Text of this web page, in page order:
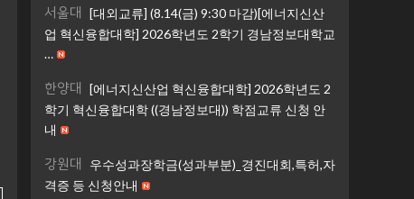
서울대
[대외교류] (8.14(금) 9:30 마감)[에너지신산
업 혁신융합대학] 2026학년도 2학기 경남정보대학교
…
한양대
[에너지신산업 혁신융합대학] 2026학년도 2
학기 혁신융합대학 ((경남정보대)) 학점교류 신청 안
내
강원대
우수성과장학금(성과부분)_경진대회,특허,자
격증 등 신청안내